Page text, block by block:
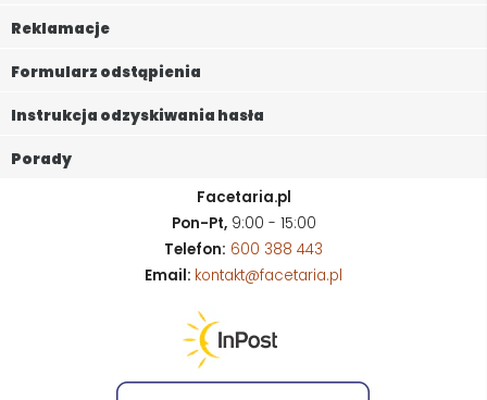
Reklamacje
Formularz odstąpienia
Instrukcja odzyskiwania hasła
Porady
Facetaria.pl
Pon-Pt,9:00 - 15:00
Telefon: 600 388 443
Email: kontakt@facetaria.pl